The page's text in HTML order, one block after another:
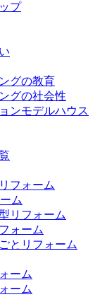
プ
グの教育
グの社会性
ンモデルハウス
フォーム
ム
リフォーム
ォーム
とリフォーム
ーム
ーム